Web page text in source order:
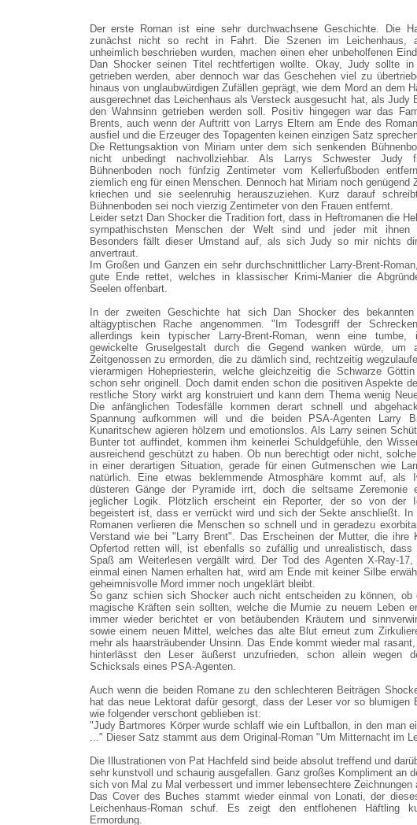
Der erste Roman ist eine sehr durchwachsene Geschichte. Die
zunächst nicht so recht in Fahrt. Die Szenen im Leichenhaus,
unheimlich beschrieben wurden, machen einen eher unbeholfenen
Dan Shocker seinen Titel rechtfertigen wollte. Okay, Judy sollte in
getrieben werden, aber dennoch war das Geschehen viel zu
hinaus von unglaubwürdigen Zufällen geprägt, wie dem Mord an dem
ausgerechnet das Leichenhaus als Versteck ausgesucht hat, als Judy
den Wahnsinn getrieben werden soll. Positiv hingegen war das
Brents, auch wenn der Auftritt von Larrys Eltern am Ende des
ausfiel und die Erzeuger des Topagenten keinen einzigen Satz
Die Rettungsaktion von Miriam unter dem sich senkenden
nicht unbedingt nachvollziehbar. Als Larrys Schwester Judy
Bühnenboden noch fünfzig Zentimeter vom Kellerfußboden
ziemlich eng für einen Menschen. Dennoch hat Miriam noch genügend
kriechen und sie seelenruhig herauszuziehen. Kurz darauf
Bühnenboden sei noch vierzig Zentimeter von den Frauen entfernt.
Leider setzt Dan Shocker die Tradition fort, dass in Heftromanen die
sympathischsten Menschen der Welt sind und jeder mit ihnen
Besonders fällt dieser Umstand auf, als sich Judy so mir nichts
anvertraut.
Im Großen und Ganzen ein sehr durchschnittlicher Larry-Brent-
gute Ende rettet, welches in klassischer Krimi-Manier die
Seelen offenbart.
In der zweiten Geschichte hat sich Dan Shocker des bekannten
altägyptischen Rache angenommen. "Im Todesgriff der
allerdings kein typischer Larry-Brent-Roman, wenn eine
gewickelte Gruselgestalt durch die Gegend wanken würde, um
Zeitgenossen zu ermorden, die zu dämlich sind, rechtzeitig
vierarmigen Hohepriesterin, welche gleichzeitig die Schwarze
schon sehr originell. Doch damit enden schon die positiven Aspekte
restliche Story wirkt arg konstruiert und kann dem Thema wenig
Die anfänglichen Todesfälle kommen derart schnell und
Spannung aufkommen will und die beiden PSA-Agenten Larry
Kunaritschew agieren hölzern und emotionslos. Als Larry seinen
Bunter tot auffindet, kommen ihm keinerlei Schuldgefühle, den
ausreichend geschützt zu haben. Ob nun berechtigt oder nicht,
in einer derartigen Situation, gerade für einen Gutmenschen wie
natürlich. Eine etwas beklemmende Atmosphäre kommt auf, als
düsteren Gänge der Pyramide irrt, doch die seltsame Zeremonie
jeglicher Logik. Plötzlich erscheint ein Reporter, der so von der
begeistert ist, dass er verrückt wird und sich der Sekte anschließt. In
Romanen verlieren die Menschen so schnell und in geradezu
Verstand wie bei "Larry Brent". Das Erscheinen der Mutter, die ihre
Opfertod retten will, ist ebenfalls so zufällig und unrealistisch,
Spaß am Weiterlesen vergällt wird. Der Tod des Agenten X-Ray-
einmal einen Namen erhalten hat, wird am Ende mit keiner Silbe
geheimnisvolle Mord immer noch ungeklärt bleibt.
So ganz schien sich Shocker auch nicht entscheiden zu können, ob
magische Kräften sein sollten, welche die Mumie zu neuem Leben
immer wieder berichtet er von betäubenden Kräutern und
sowie einem neuen Mittel, welches das alte Blut erneut zum
mehr als haarsträubender Unsinn. Das Ende kommt wieder mal
hinterlässt den Leser äußerst unzufrieden, schon allein wegen
Schicksals eines PSA-Agenten.
Auch wenn die beiden Romane zu den schlechteren Beiträgen
hat das neue Lektorat dafür gesorgt, dass der Leser vor so blumigen
wie folgender verschont geblieben ist:
"Judy Bartmores Körper wurde schlaff wie ein Luftballon, in den man
..." Dieser Satz stammt aus dem Original-Roman "Um Mitternacht im
Die Illustrationen von Pat Hachfeld sind beide absolut treffend und
sehr kunstvoll und schaurig ausgefallen. Ganz großes Kompliment an
sich von Mal zu Mal verbessert und immer lebensechtere Zeichnungen
Das Cover des Buches stammt wieder einmal von Lonati, der
Leichenhaus-Roman schuf. Es zeigt den entflohenen Häftling
Ermordung.